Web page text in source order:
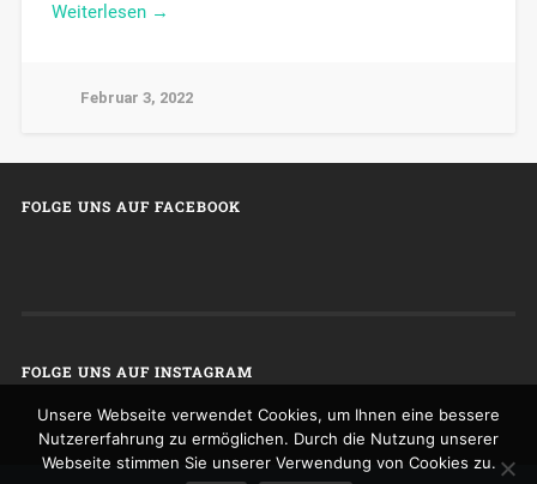
Weiterlesen →
Februar 3, 2022
FOLGE UNS AUF FACEBOOK
FOLGE UNS AUF INSTAGRAM
Unsere Webseite verwendet Cookies, um Ihnen eine bessere
Nutzererfahrung zu ermöglichen. Durch die Nutzung unserer
Webseite stimmen Sie unserer Verwendung von Cookies zu.